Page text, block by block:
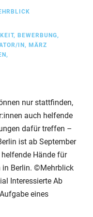
, BEWERBUNG,
IN , MÄRZ
,
nur stattfinden,
auch helfende
dafür treffen –
ist ab September
Hände für
in Berlin. ©Mehrblick
Interessierte Ab
eines